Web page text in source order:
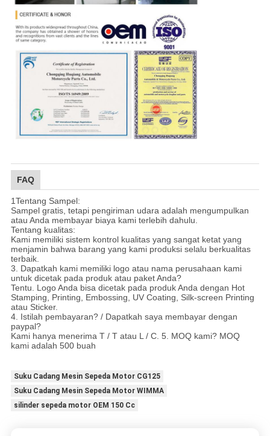
FAQ
1Tentang Sampel:
Sampel gratis, tetapi pengiriman udara adalah mengumpulkan
atau Anda membayar biaya kami terlebih dahulu.
Tentang kualitas:
Kami memiliki sistem kontrol kualitas yang sangat ketat yang
menjamin bahwa barang yang kami produksi selalu berkualitas
terbaik.
3. Dapatkah kami memiliki logo atau nama perusahaan kami
untuk dicetak pada produk atau paket Anda?
Tentu. Logo Anda bisa dicetak pada produk Anda dengan Hot
Stamping, Printing, Embossing, UV Coating, Silk-screen Printing
atau Sticker.
4. Istilah pembayaran? / Dapatkah saya membayar dengan
paypal?
Kami hanya menerima T / T atau L / C. 5. MOQ kami? MOQ
kami adalah 500 buah
Suku Cadang Mesin Sepeda Motor CG125
Suku Cadang Mesin Sepeda Motor WIMMA
silinder sepeda motor OEM 150 Cc